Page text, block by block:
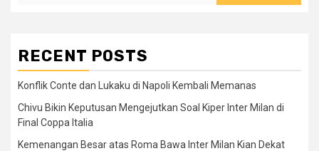
RECENT POSTS
Konflik Conte dan Lukaku di Napoli Kembali Memanas
Chivu Bikin Keputusan Mengejutkan Soal Kiper Inter Milan di
Final Coppa Italia
Kemenangan Besar atas Roma Bawa Inter Milan Kian Dekat